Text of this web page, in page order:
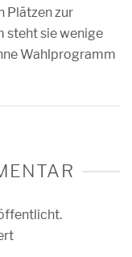
Plätzen zur
steht sie wenige
Wahlprogramm